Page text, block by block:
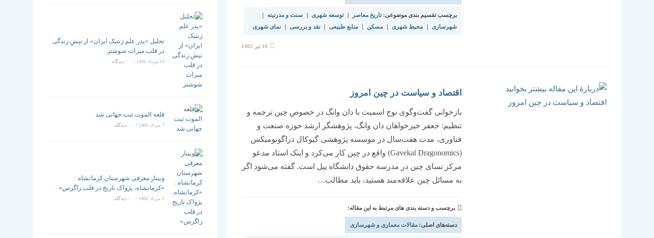
برچسب تقسیم بندی موضوعی:تاریخ معاصر توسعه شهری سنت و مدرنیته
شهرسازی
محیط شهری مسکن منابع طبیعی نقد و بررسی نمای شهری
نوشته
منتشر
10 تیر 1402
اقتصاد و سیاست در چین امروز
بازخوانی گفت‏‏‌وگوی نوح اسمیت با دان وانگ در خصوص چین ترجمه و
تنظیم: جعفر خیرخواهان دان وانگ، پژوهشگر ارشد حوزه صنعت و
فناوری، مدت هفت‌سال در موسسه پژوهشی گیوکال دراگونومیکس
(Gavekal Dragonomics) واقع در چین کار می‌‌‌کرد و اینک استاد مدعو
مرکز تسای چین در مدرسه حقوق دانشگاه ییل است. گفته می‌شود اگر
به مسائل چین علاقه‌‌‌مند هستید، باید مطالب…
برچسب و دسته بندی های مرتبط به این مقاله:
دسته‌های اصلی: مقالات معماری و شهرسازی
تجلیل «پدر علم ژنتیک ایران» از تپشِ زندگی
در قلب میراث شوشتر
14 مرداد 1405 / ۰ دیدگاه
قلعه الموت ثبت جهانی شد
7 مرداد 1405 / ۰ دیدگاه
وبینار معرفی شهرستان کرمانشاه :
«کرمانشاه، پژواک تاریخ در قلب زاگرس»
5 مرداد 1405 / ۰ دیدگاه